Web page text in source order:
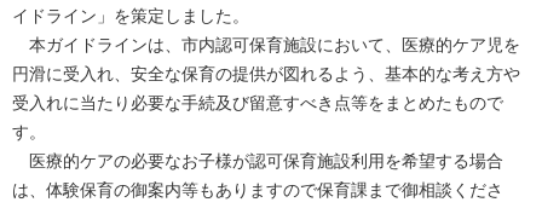
イドライン」を策定しました。
本ガイドラインは、市内認可保育施設において、医療的ケア児を
円滑に受入れ、安全な保育の提供が図れるよう、基本的な考え方や
受入れに当たり必要な手続及び留意すべき点等をまとめたもので
す。
医療的ケアの必要なお子様が認可保育施設利用を希望する場合
は、体験保育の御案内等もありますので保育課まで御相談くださ